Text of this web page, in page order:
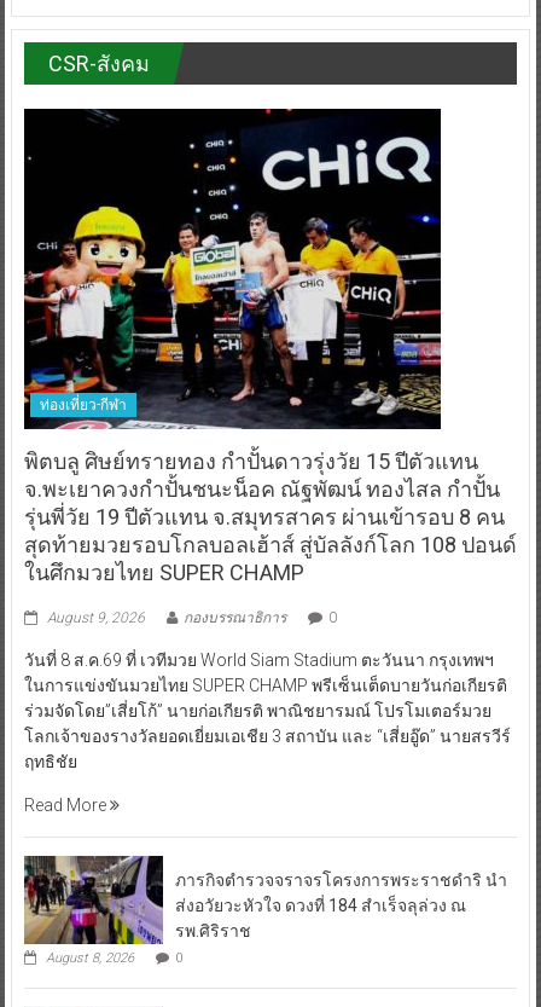
CSR-สังคม
ท่องเที่ยว-กีฬา
พิตบลู ศิษย์ทรายทอง กำปั้นดาวรุ่งวัย 15 ปีตัวแทน
จ.พะเยาควงกำปั้นชนะน็อค ณัฐพัฒน์ ทองไสล กำปั้น
รุ่นพี่วัย 19 ปีตัวแทน จ.สมุทรสาคร ผ่านเข้ารอบ 8 คน
สุดท้ายมวยรอบโกลบอลเฮ้าส์ สู่บัลลังก์โลก 108 ปอนด์
ในศึกมวยไทย SUPER CHAMP
August 9, 2026 กองบรรณาธิการ 0
วันที่ 8 ส.ค.69 ที่ เวทีมวย World Siam Stadium ตะวันนา กรุงเทพฯ
ในการแข่งขันมวยไทย SUPER CHAMP พรีเซ็นเต็ดบายวันก่อเกียรติ
ร่วมจัดโดย”เสี่ยโก้” นายก่อเกียรติ พาณิชยารมณ์ โปรโมเตอร์มวย
โลกเจ้าของรางวัลยอดเยี่ยมเอเชีย 3 สถาบัน และ “เสี่ยอู๊ด” นายสรวีร์
ฤทธิชัย
Read More
ภารกิจตำรวจจราจรโครงการพระราชดำริ นำ
ส่งอวัยวะหัวใจ ดวงที่ 184 สำเร็จลุล่วง ณ
รพ.ศิริราช
August 8, 2026 0